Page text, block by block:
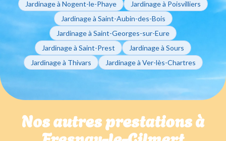
Jardinage à Nogent-le-Phaye
Jardinage à Poisvilliers
Jardinage à Saint-Aubin-des-Bois
Jardinage à Saint-Georges-sur-Eure
Jardinage à Saint-Prest
Jardinage à Sours
Jardinage à Thivars
Jardinage à Ver-lès-Chartres
Nos autres prestations à